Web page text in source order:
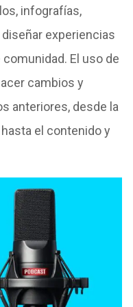
infografías,
experiencias
El uso de
cambios y
anteriores, desde la
el contenido y